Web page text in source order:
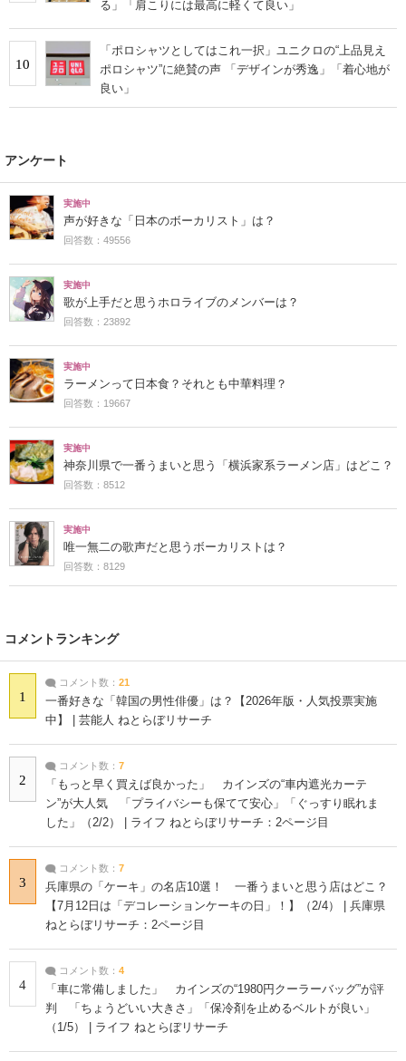
る」「肩こりには最高に軽くて良い」
10
「ポロシャツとしてはこれ一択」ユニクロの“上品見え
ポロシャツ”に絶賛の声 「デザインが秀逸」「着心地が
良い」
アンケート
実施中
声が好きな「日本のボーカリスト」は？
回答数：49556
実施中
歌が上手だと思うホロライブのメンバーは？
回答数：23892
実施中
ラーメンって日本食？それとも中華料理？
回答数：19667
実施中
神奈川県で一番うまいと思う「横浜家系ラーメン店」はどこ？
回答数：8512
実施中
唯一無二の歌声だと思うボーカリストは？
回答数：8129
コメントランキング
1
コメント数： 21
一番好きな「韓国の男性俳優」は？【2026年版・人気投票実施
中】 | 芸能人 ねとらぼリサーチ
2
コメント数： 7
「もっと早く買えば良かった」 カインズの“車内遮光カーテ
ン”が大人気 「プライバシーも保てて安心」「ぐっすり眠れま
した」（2/2） | ライフ ねとらぼリサーチ：2ページ目
3
コメント数： 7
兵庫県の「ケーキ」の名店10選！ 一番うまいと思う店はどこ？
【7月12日は「デコレーションケーキの日」！】（2/4） | 兵庫県
ねとらぼリサーチ：2ページ目
4
コメント数： 4
「車に常備しました」 カインズの“1980円クーラーバッグ”が評
判 「ちょうどいい大きさ」「保冷剤を止めるベルトが良い」
（1/5） | ライフ ねとらぼリサーチ